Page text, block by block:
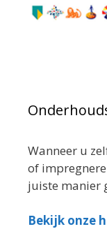
Wanneer u
of
juiste manier
Bekijk onze